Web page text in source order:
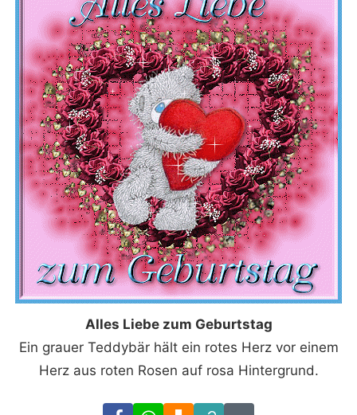
Alles Liebe zum Geburtstag
Ein grauer Teddybär hält ein rotes Herz vor einem
Herz aus roten Rosen auf rosa Hintergrund.